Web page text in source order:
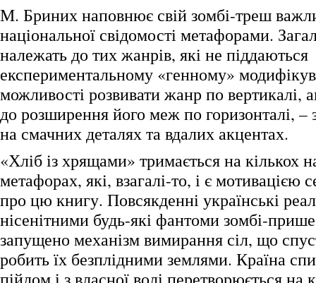
М. Бриних наповнює свій зомбі-треш
національної свідомості метафорами.
належать до тих жанрів, які не піддаються
експериментальному «генному»
можливості розвивати жанр по вертикалі,
до розширення його меж по горизонталі,
на смачних деталях та вдалих акцентах.
«Хліб із хрящами» тримається на кількох
метафорах, які, взагалі-то, і є мотивацією
про цю книгу. Повсякденні українські
нісенітними будь-які фантоми зомбі-
запущено механізм вимирання сіл, що
робить їх безплідними землями. Країна